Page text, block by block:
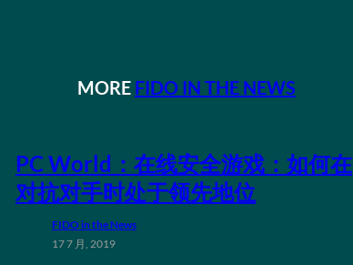
MORE FIDO IN THE NEWS
PC World：在线安全游戏：如何在
对抗对手时处于领先地位
FIDO in the News
17 7 月, 2019